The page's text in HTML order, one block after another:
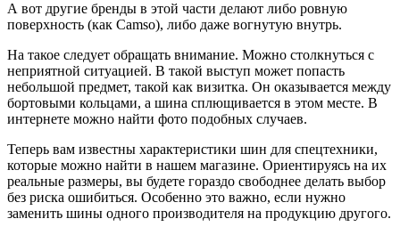
А вот другие бренды в этой части делают либо ровную
поверхность (как Camso), либо даже вогнутую внутрь.
На такое следует обращать внимание. Можно столкнуться с
неприятной ситуацией. В такой выступ может попасть
небольшой предмет, такой как визитка. Он оказывается между
бортовыми кольцами, а шина сплющивается в этом месте. В
интернете можно найти фото подобных случаев.
Теперь вам известны характеристики шин для спецтехники,
которые можно найти в нашем магазине. Ориентируясь на их
реальные размеры, вы будете гораздо свободнее делать выбор
без риска ошибиться. Особенно это важно, если нужно
заменить шины одного производителя на продукцию другого.